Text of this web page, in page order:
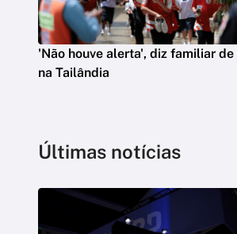
'Não houve alerta', diz familiar de
na Tailândia
Últimas notícias